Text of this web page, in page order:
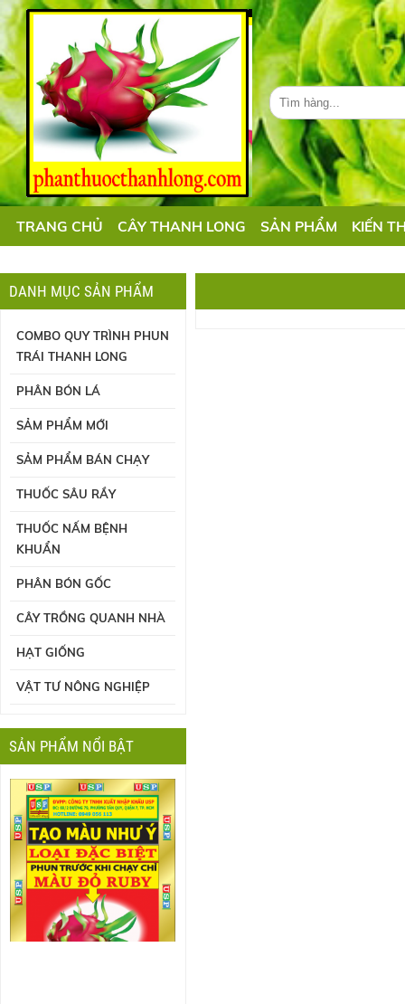
TRANG CHỦ CÂY THANH LONG SẢN PHẨM KIẾN
DANH MỤC SẢN PHẨM
COMBO QUY TRÌNH PHUN
TRÁI THANH LONG
PHÂN BÓN LÁ
SẢM PHẨM MỚI
SẢM PHẨM BÁN CHẠY
THUỐC SÂU RẦY
THUỐC NẤM BỆNH
KHUẨN
PHÂN BÓN GỐC
CÂY TRỒNG QUANH NHÀ
HẠT GIỐNG
VẬT TƯ NÔNG NGHIỆP
SẢN PHẨM NỔI BẬT